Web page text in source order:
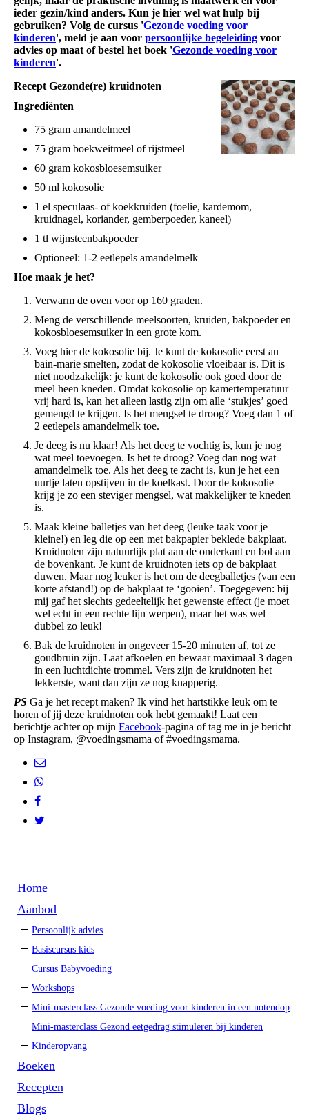
ieder gezin/kind anders. Kun je hier wel wat hulp bij
gebruiken? Volg de cursus 'Gezonde voeding voor
kinderen', meld je aan voor persoonlijke begeleiding voor
advies op maat of bestel het boek 'Gezonde voeding voor
kinderen'.
Recept Gezonde(re) kruidnoten
Ingrediënten
75 gram amandelmeel
75 gram boekweitmeel of rijstmeel
60 gram kokosbloesemsuiker
50 ml kokosolie
1 el speculaas- of koekkruiden (foelie, kardemom,
kruidnagel, koriander, gemberpoeder, kaneel)
1 tl wijnsteenbakpoeder
Optioneel: 1-2 eetlepels amandelmelk
Hoe maak je het?
Verwarm de oven voor op 160 graden.
Meng de verschillende meelsoorten, kruiden, bakpoeder en
kokosbloesemsuiker in een grote kom.
Voeg hier de kokosolie bij. Je kunt de kokosolie eerst au
bain-marie smelten, zodat de kokosolie vloeibaar is. Dit is
niet noodzakelijk: je kunt de kokosolie ook goed door de
meel heen kneden. Omdat kokosolie op kamertemperatuur
vrij hard is, kan het alleen lastig zijn om alle ‘stukjes’ goed
gemengd te krijgen. Is het mengsel te droog? Voeg dan 1 of
2 eetlepels amandelmelk toe.
Je deeg is nu klaar! Als het deeg te vochtig is, kun je nog
wat meel toevoegen. Is het te droog? Voeg dan nog wat
amandelmelk toe. Als het deeg te zacht is, kun je het een
uurtje laten opstijven in de koelkast. Door de kokosolie
krijg je zo een steviger mengsel, wat makkelijker te kneden
is.
Maak kleine balletjes van het deeg (leuke taak voor je
kleine!) en leg die op een met bakpapier beklede bakplaat.
Kruidnoten zijn natuurlijk plat aan de onderkant en bol aan
de bovenkant. Je kunt de kruidnoten iets op de bakplaat
duwen. Maar nog leuker is het om de deegballetjes (van een
korte afstand!) op de bakplaat te ‘gooien’. Toegegeven: bij
mij gaf het slechts gedeeltelijk het gewenste effect (je moet
wel echt in een rechte lijn werpen), maar het was wel
dubbel zo leuk!
Bak de kruidnoten in ongeveer 15-20 minuten af, tot ze
goudbruin zijn. Laat afkoelen en bewaar maximaal 3 dagen
in een luchtdichte trommel. Vers zijn de kruidnoten het
lekkerste, want dan zijn ze nog knapperig.
PS Ga je het recept maken? Ik vind het hartstikke leuk om te
horen of jij deze kruidnoten ook hebt gemaakt! Laat een
berichtje achter op mijn Facebook-pagina of tag me in je bericht
op Instagram, @voedingsmama of #voedingsmama.
Home
Aanbod
Persoonlijk advies
Basiscursus kids
Cursus Babyvoeding
Workshops
Mini-masterclass Gezonde voeding voor kinderen in een notendop
Mini-masterclass Gezond eetgedrag stimuleren bij kinderen
Kinderopvang
Boeken
Recepten
Blogs